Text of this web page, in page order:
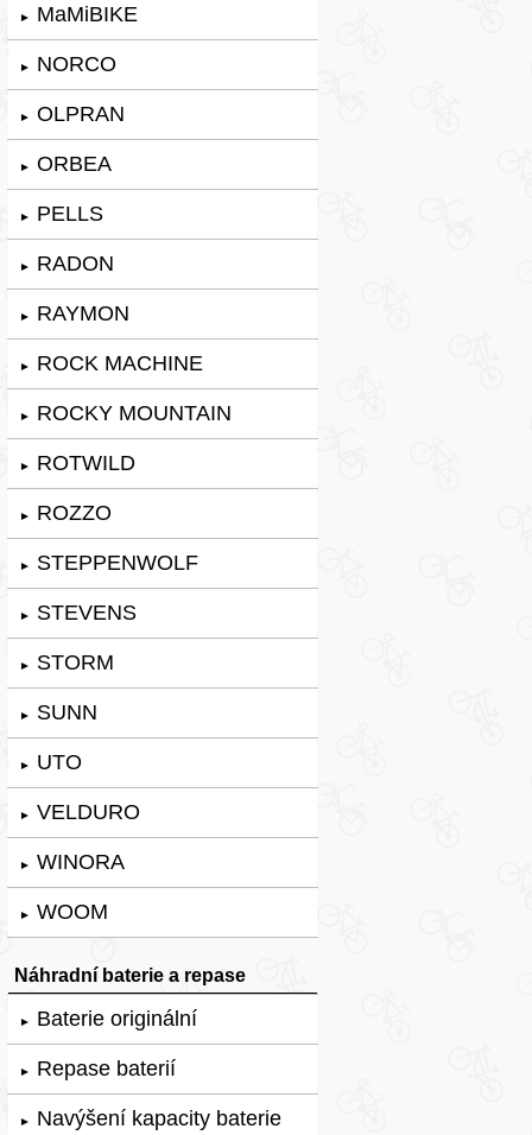
► MaMiBIKE
► NORCO
► OLPRAN
► ORBEA
► PELLS
► RADON
► RAYMON
► ROCK MACHINE
► ROCKY MOUNTAIN
► ROTWILD
► ROZZO
► STEPPENWOLF
► STEVENS
► STORM
► SUNN
► UTO
► VELDURO
► WINORA
► WOOM
Náhradní baterie a repase
► Baterie originální
► Repase baterií
► Navýšení kapacity baterie